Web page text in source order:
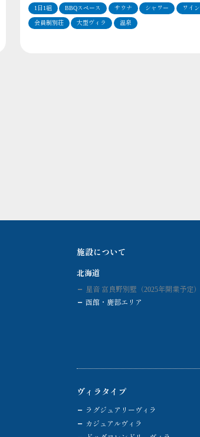
1日1組 BBQスペース サウナ シャワー ワイ
会員制別荘 大型ヴィラ 温泉
施設について
北海道
星音 富良野別墅（2025年開業予定）
函館・鹿部エリア
ヴィラタイプ
ラグジュアリーヴィラ
カジュアルヴィラ